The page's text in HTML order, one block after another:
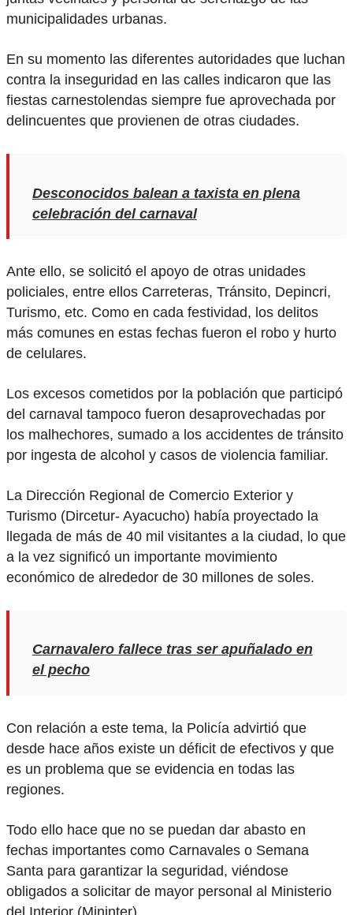
municipalidades urbanas.
En su momento las diferentes autoridades que luchan
contra la inseguridad en las calles indicaron que las
fiestas carnestolendas siempre fue aprovechada por
delincuentes que provienen de otras ciudades.
Desconocidos balean a taxista en plena
celebración del carnaval
Ante ello, se solicitó el apoyo de otras unidades
policiales, entre ellos Carreteras, Tránsito, Depincri,
Turismo, etc. Como en cada festividad, los delitos
más comunes en estas fechas fueron el robo y hurto
de celulares.
Los excesos cometidos por la población que participó
del carnaval tampoco fueron desaprovechadas por
los malhechores, sumado a los accidentes de tránsito
por ingesta de alcohol y casos de violencia familiar.
La Dirección Regional de Comercio Exterior y
Turismo (Dircetur- Ayacucho) había proyectado la
llegada de más de 40 mil visitantes a la ciudad, lo que
a la vez significó un importante movimiento
económico de alrededor de 30 millones de soles.
Carnavalero fallece tras ser apuñalado en
el pecho
Con relación a este tema, la Policía advirtió que
desde hace años existe un déficit de efectivos y que
es un problema que se evidencia en todas las
regiones.
Todo ello hace que no se puedan dar abasto en
fechas importantes como Carnavales o Semana
Santa para garantizar la seguridad, viéndose
obligados a solicitar de mayor personal al Ministerio
del Interior (Mininter).